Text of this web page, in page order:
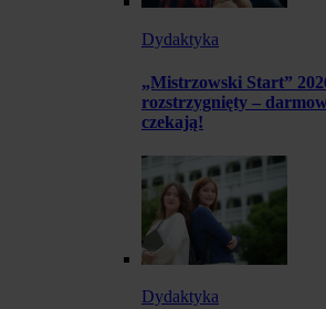
Dydaktyka
„Mistrzowski Start”
rozstrzygnięty –
czekają!
Dydaktyka